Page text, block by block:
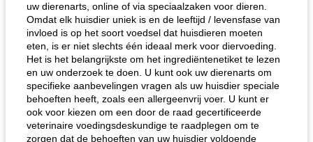
de jamcake van Georgië tennessee blauwe kaasperen kip
uw dierenarts, online of via speciaalzaken voor dieren.
Omdat elk huisdier uniek is en de leeftijd / levensfase van
invloed is op het soort voedsel dat huisdieren moeten
eten, is er niet slechts één ideaal merk voor diervoeding.
Het is het belangrijkste om het ingrediëntenetiket te lezen
en uw onderzoek te doen. U kunt ook uw dierenarts om
specifieke aanbevelingen vragen als uw huisdier speciale
behoeften heeft, zoals een allergeenvrij voer. U kunt er
ook voor kiezen om een ​​door de raad gecertificeerde
veterinaire voedingsdeskundige te raadplegen om te
zorgen dat de behoeften van uw huisdier voldoende